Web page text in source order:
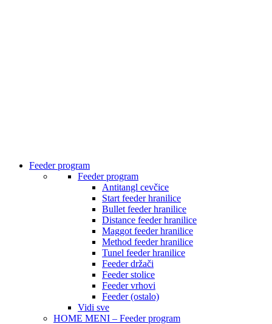
Feeder program
Feeder program
Antitangl cevčice
Start feeder hranilice
Bullet feeder hranilice
Distance feeder hranilice
Maggot feeder hranilice
Method feeder hranilice
Tunel feeder hranilice
Feeder držači
Feeder stolice
Feeder vrhovi
Feeder (ostalo)
Vidi sve
HOME MENI – Feeder program